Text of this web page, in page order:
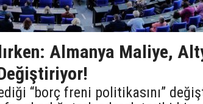
Almanya Maliye,
“borç freni politikasını”